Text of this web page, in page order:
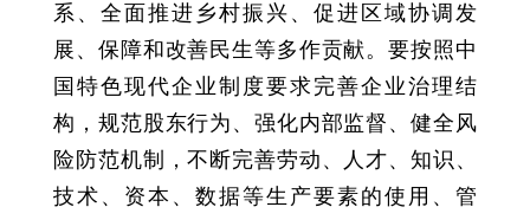
系、全面推进乡村振兴、促进区域协调发
展、保障和改善民生等多作贡献。要按照中
国特色现代企业制度要求完善企业治理结
构，规范股东行为、强化内部监督、健全风
险防范机制，不断完善劳动、人才、知识、
技术、资本、数据等生产要素的使用、管